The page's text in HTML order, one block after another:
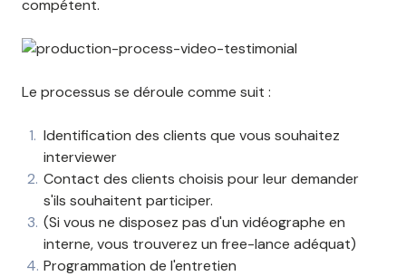
compétent.
Le processus se déroule comme suit :
Identification des clients que vous souhaitez
interviewer
Contact des clients choisis pour leur demander
s'ils souhaitent participer.
(Si vous ne disposez pas d'un vidéographe en
interne, vous trouverez un free-lance adéquat)
Programmation de l'entretien